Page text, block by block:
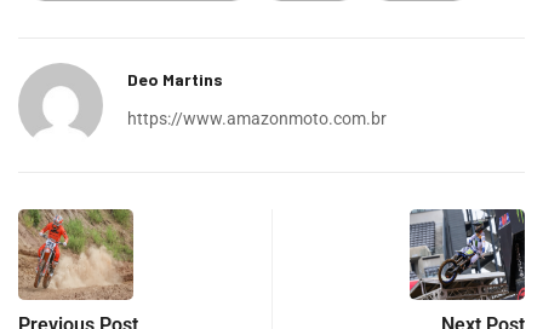
Deo Martins
https://www.amazonmoto.com.br